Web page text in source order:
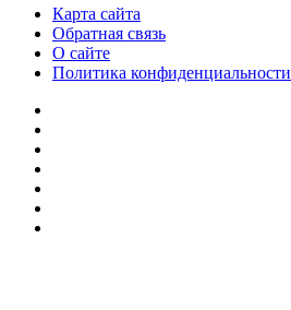
Карта сайта
Обратная связь
О сайте
Политика конфиденциальности